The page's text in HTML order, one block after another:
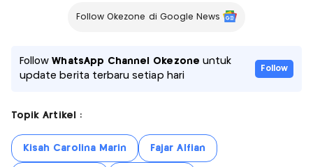
Follow Okezone di Google News
FollowWhatsApp Channel Okezone untuk
update berita terbaru setiap hari
Follow
Topik Artikel :
Kisah Carolina Marin Fajar Alfian